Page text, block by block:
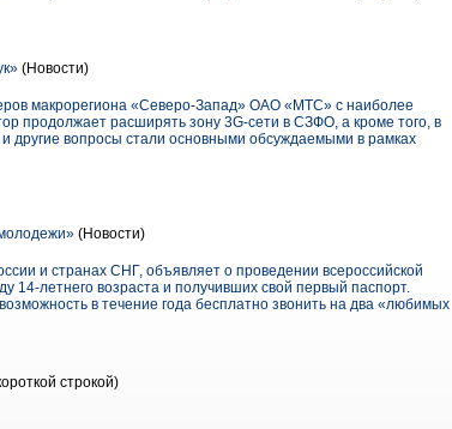
(Новости)
макрорегиона «Северо-Запад» ОАО «МТС» с наиболее
продолжает расширять зону 3G-cети в СЗФО, а кроме того, в
вопросы стали основными обсуждаемыми в рамках
(Новости)
и странах СНГ, объявляет о проведении всероссийской
14-летнего возраста и получивших свой первый паспорт.
в течение года бесплатно звонить на два «любимых
строкой)